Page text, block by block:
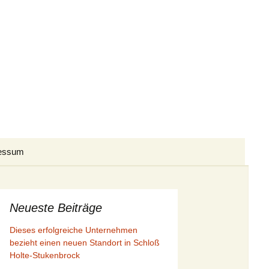
Presseberichte II/2026
Presseberichte III/2026
Presseberichte I/2025
Presseberichte II/2025
Presseberichte III/2025
Presseberichte I/2024
Presseberichte II/2024
Presseberichte I/2023
Neueste Beiträge
Dieses erfolgreiche Unternehmen
bezieht einen neuen Standort in Schloß
Holte-Stukenbrock